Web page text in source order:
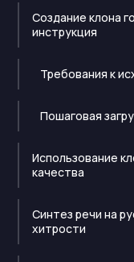
Создание клона
инструкция
Требования к
Пошаговая
Использование
качества
Синтез речи на
хитрости